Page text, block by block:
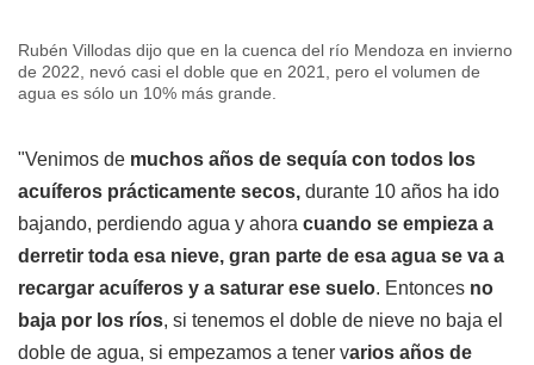
Rubén Villodas dijo que en la cuenca del río Mendoza en invierno
de 2022, nevó casi el doble que en 2021, pero el volumen de
agua es sólo un 10% más grande.
"Venimos de muchos años de sequía con todos los
acuíferos prácticamente secos, durante 10 años ha ido
bajando, perdiendo agua y ahora cuando se empieza a
derretir toda esa nieve, gran parte de esa agua se va a
recargar acuíferos y a saturar ese suelo. Entonces no
baja por los ríos, si tenemos el doble de nieve no baja el
doble de agua, si empezamos a tener varios años de